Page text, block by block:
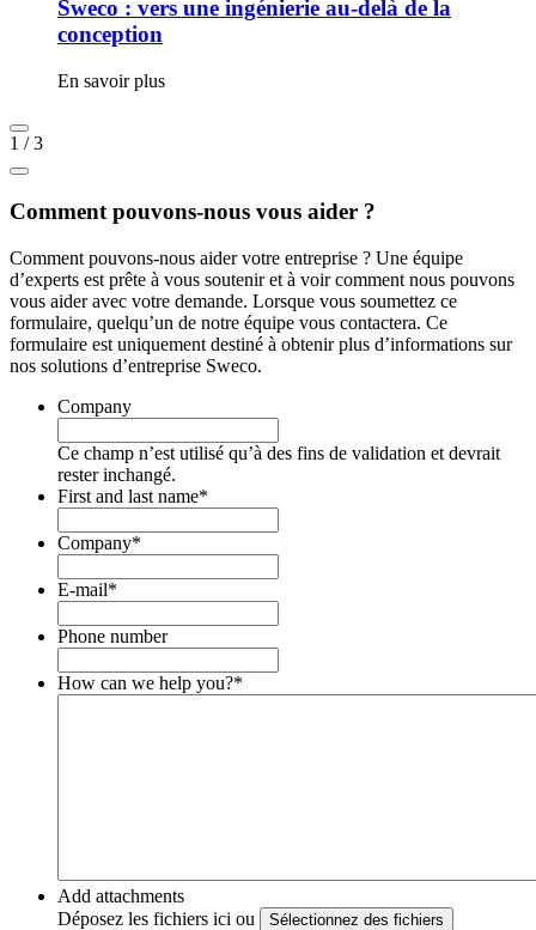
Sweco : vers une ingénierie au-delà de la
conception
En savoir plus
1 /3
Comment pouvons-nous vous aider ?
Comment pouvons-nous aider votre entreprise ? Une équipe
d’experts est prête à vous soutenir et à voir comment nous pouvons
vous aider avec votre demande. Lorsque vous soumettez ce
formulaire, quelqu’un de notre équipe vous contactera. Ce
formulaire est uniquement destiné à obtenir plus d’informations sur
nos solutions d’entreprise Sweco.
Company
Ce champ n’est utilisé qu’à des fins de validation et devrait
rester inchangé.
First and last name*
Company*
E-mail*
Phone number
How can we help you?*
Add attachments
Déposez les fichiers ici ou
Sélectionnez des fichiers